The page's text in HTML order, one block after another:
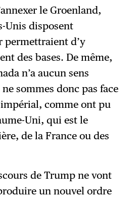
le Groenland,
Unis disposent
permettraient d’y
des bases. De même,
n’a aucun sens
sommes donc pas face
comme ont pu
Uni, qui est le
de la France ou des
de Trump ne vont
un nouvel ordre